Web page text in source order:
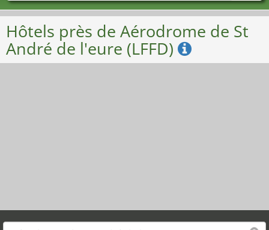
Hôtels près de Aérodrome de St
André de l'eure (LFFD)
Foire noms Pays Villes
Secteurs de foire
Secteurs du fournisseur de services